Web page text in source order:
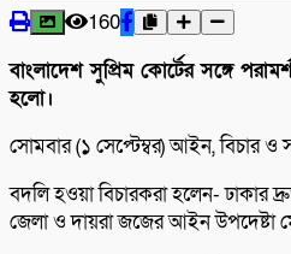
160
বাংলাদেশ সুপ্রিম কোর্টের সঙ্গে
হলো।
সোমবার (১ সেপ্টেম্বর) আইন, বিচার ও
বদলি হওয়া বিচারকরা হলেন- ঢাকার
জেলা ও দায়রা জজের আইন উপদেষ্টা